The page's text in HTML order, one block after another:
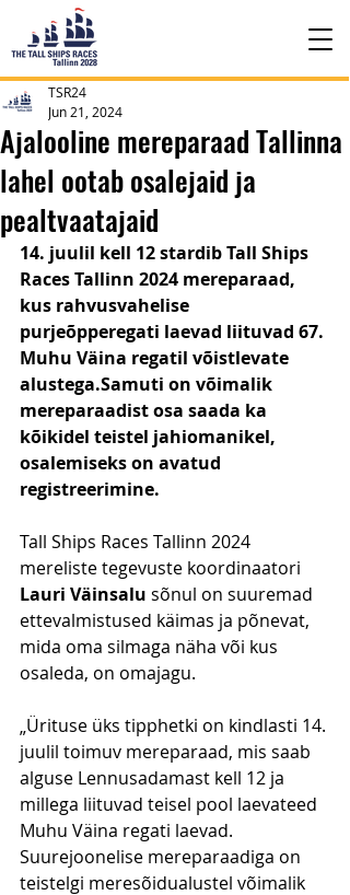
Ajalooline mereparaad Tallinna
lahel ootab osalejaid ja
pealtvaatajaid
TSR24
Jun 21, 2024
14. juulil kell 12 stardib Tall Ships
Races Tallinn 2024 mereparaad,
kus rahvusvahelise
purjeõpperegati laevad liituvad 67.
Muhu Väina regatil võistlevate
alustega.Samuti on võimalik
mereparaadist osa saada ka
kõikidel teistel jahiomanikel,
osalemiseks on avatud
registreerimine.
Tall Ships Races Tallinn 2024
mereliste tegevuste koordinaatori
Lauri Väinsalu sõnul on suuremad
ettevalmistused käimas ja põnevat,
mida oma silmaga näha või kus
osaleda, on omajagu.
„Ürituse üks tipphetki on kindlasti 14.
juulil toimuv mereparaad, mis saab
alguse Lennusadamast kell 12 ja
millega liituvad teisel pool laevateed
Muhu Väina regati laevad.
Suurejoonelise mereparaadiga on
teistelgi meresõidualustel võimalik